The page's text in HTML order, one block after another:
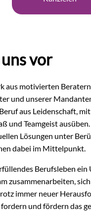
vor
aus motivierten
und unserer
aus Leidenschaft,
und Teamgeist
Lösungen unter
dabei im Mittelpunkt.
Berufsleben ein
zusammenarbeiten,
immer neuer
und fördern das